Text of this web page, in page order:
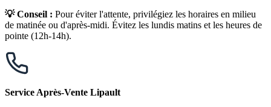
💡 Conseil : Pour éviter l'attente, privilégiez les horaires en milieu
de matinée ou d'après-midi. Évitez les lundis matins et les heures de
pointe (12h-14h).
Service Après-Vente Lipault